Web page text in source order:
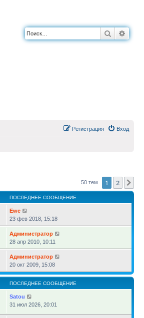
Поиск
Вход
Регистрация
50 тем 1 2
ПОСЛЕДНЕЕ СООБЩЕНИЕ
Ewe
23 фев 2018, 15:18
Администратор
28 апр 2010, 10:11
Администратор
20 окт 2009, 15:08
ПОСЛЕДНЕЕ СООБЩЕНИЕ
Satou
31 июл 2026, 20:01